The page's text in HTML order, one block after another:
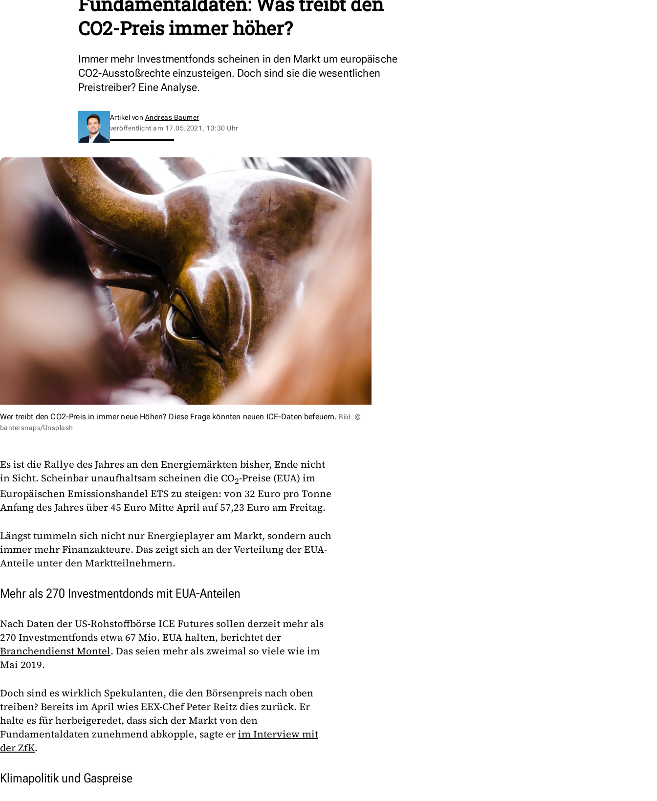
CO2-Preis immer höher?
Immer mehr Investmentfonds scheinen in den Markt um europäische
CO2-Ausstoßrechte einzusteigen. Doch sind sie die wesentlichen
Preistreiber? Eine Analyse.
Artikel von Andreas Baumer
veröffentlicht am 17.05.2021, 13:30 Uhr
Wer treibt den CO2-Preis in immer neue Höhen? Diese Frage könnten neuen ICE-Daten befeuern. Bild: ©
bantersnaps/Unsplash
Es ist die Rallye des Jahres an den Energiemärkten bisher, Ende nicht
in Sicht. Scheinbar unaufhaltsam scheinen die CO2-Preise (EUA) im
Europäischen Emissionshandel ETS zu steigen: von 32 Euro pro Tonne
Anfang des Jahres über 45 Euro Mitte April auf 57,23 Euro am Freitag.
Längst tummeln sich nicht nur Energieplayer am Markt, sondern auch
immer mehr Finanzakteure. Das zeigt sich an der Verteilung der EUA-
Anteile unter den Marktteilnehmern.
Mehr als 270 Investmentdonds mit EUA-Anteilen
Nach Daten der US-Rohstoffbörse ICE Futures sollen derzeit mehr als
270 Investmentfonds etwa 67 Mio. EUA halten, berichtet der
Branchendienst Montel. Das seien mehr als zweimal so viele wie im
Mai 2019.
Doch sind es wirklich Spekulanten, die den Börsenpreis nach oben
treiben? Bereits im April wies EEX-Chef Peter Reitz dies zurück. Er
halte es für herbeigeredet, dass sich der Markt von den
Fundamentaldaten zunehmend abkopple, sagte erim Interview mit
der ZfK.
Klimapolitik und Gaspreise